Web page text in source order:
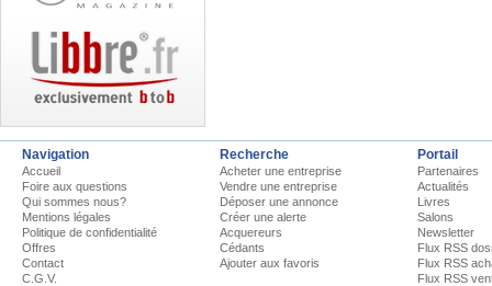
Navigation
Accueil
Foire aux questions
Qui sommes nous?
Mentions légales
Politique de confidentialité
Offres
Contact
C.G.V.
Recherche
Acheter une entreprise
Vendre une entreprise
Déposer une annonce
Créer une alerte
Acquereurs
Cédants
Ajouter aux favoris
Portail
Partenaires
Actualités
Livres
Salons
Newsletter
Flux RSS
Flux RSS
Flux RSS